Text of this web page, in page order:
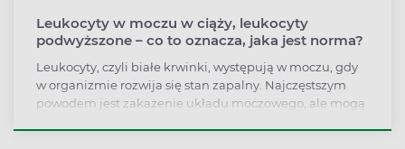
Leukocyty w moczu w ciąży, leukocyty
podwyższone – co to oznacza, jaka jest norma?
Leukocyty, czyli białe krwinki, występują w moczu, gdy
w organizmie rozwija się stan zapalny. Najczęstszym
powodem jest zakażenie układu moczowego, ale mogą